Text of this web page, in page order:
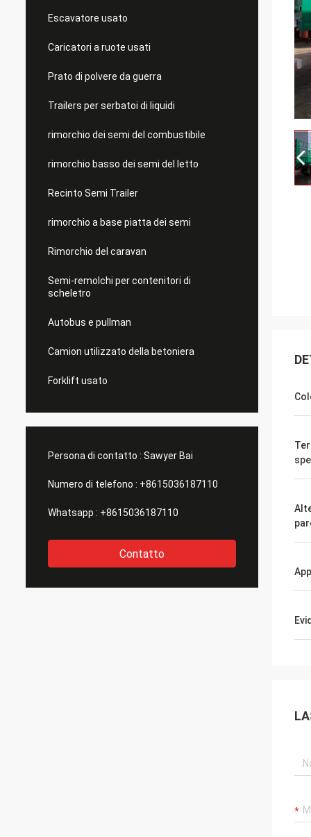
Escavatore usato
Caricatori a ruote usati
Prato di polvere da guerra
Trailers per serbatoi di liquidi
rimorchio dei semi del combustibile
rimorchio basso dei semi del letto
Recinto Semi Trailer
rimorchio a base piatta dei semi
Rimorchio del caravan
Semi-remolchi per contenitori di
scheletro
Autobus e pullman
Camion utilizzato della betoniera
Forklift usato
Persona di contatto : Sawyer Bai
Numero di telefono : +8615036187110
Whatsapp : +8615036187110
Contatto